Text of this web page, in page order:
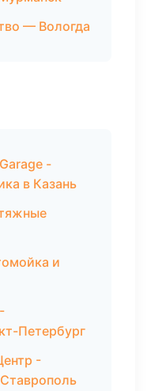
— Вологда
-
в Казань
и
Петербург
-